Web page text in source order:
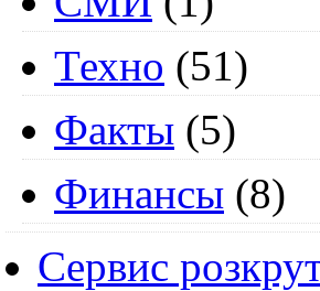
Техно (51)
Факты (5)
Финансы (8)
Сервис